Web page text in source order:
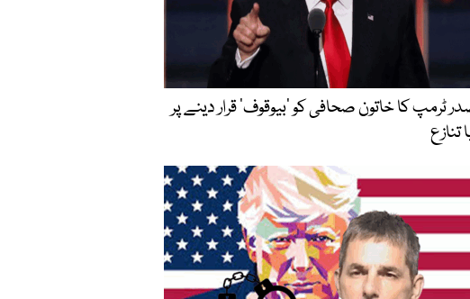
ٹرمپ کا خاتون صحافی کو ’بیوقوف‘ قرار دینے پر
تنازع